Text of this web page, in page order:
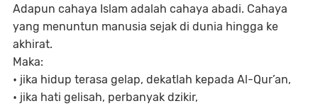
Adapun cahaya Islam adalah cahaya abadi. Cahaya
yang menuntun manusia sejak di dunia hingga ke
akhirat.
Maka:
• jika hidup terasa gelap, dekatlah kepada Al-Qur’an,
• jika hati gelisah, perbanyak dzikir,